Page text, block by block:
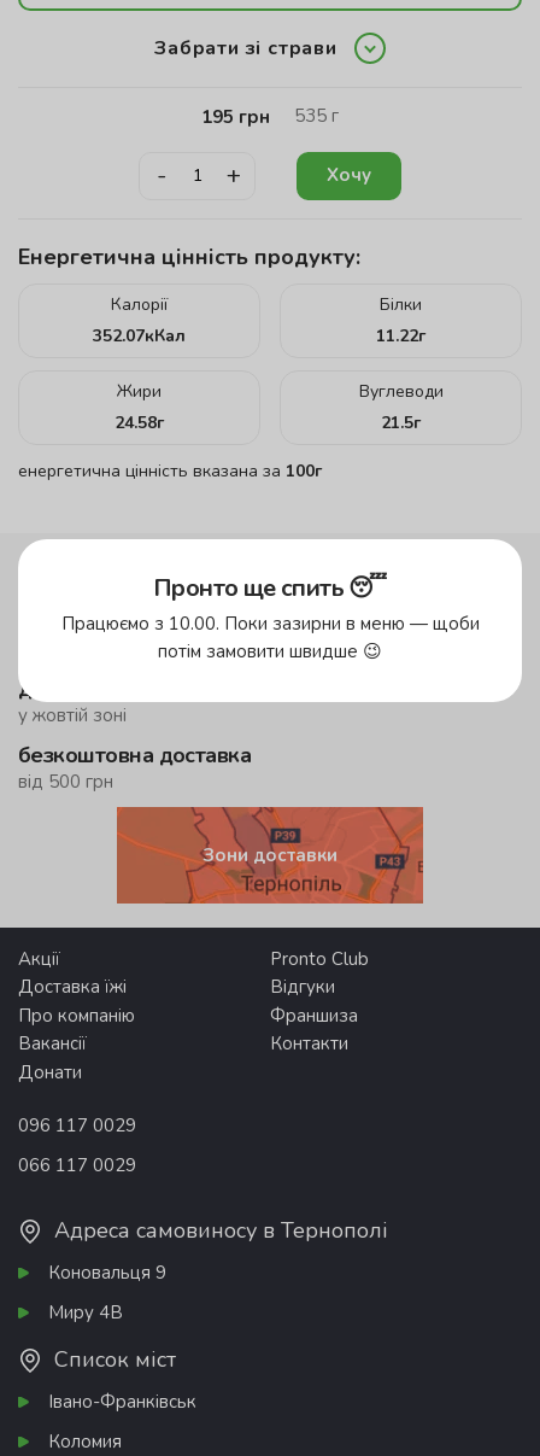
Забрати зі страви
195 грн 535 г
- + Хочу
Енергетична цінність продукту:
Калорії
352.07кКал
Білки
11.22г
Жири
24.58г
Вуглеводи
21.5г
енергетична цінність вказана за 100г
до 45 хвилин
до 59 хвилин
у жовтій зоні
безкоштовна доставка
від 500 грн
Зони доставки
Акції
Pronto Club
Доставка їжі
Відгуки
Про компанію
Франшиза
Вакансії
Контакти
Донати
096 117 0029
066 117 0029
Адреса самовиносу в Тернополі
Коновальця 9
Миру 4В
Список міст
Івано-Франківськ
Коломия
Пронто ще спить 😴
Працюємо з 10.00. Поки зазирни в меню — щоби
потім замовити швидше 😉